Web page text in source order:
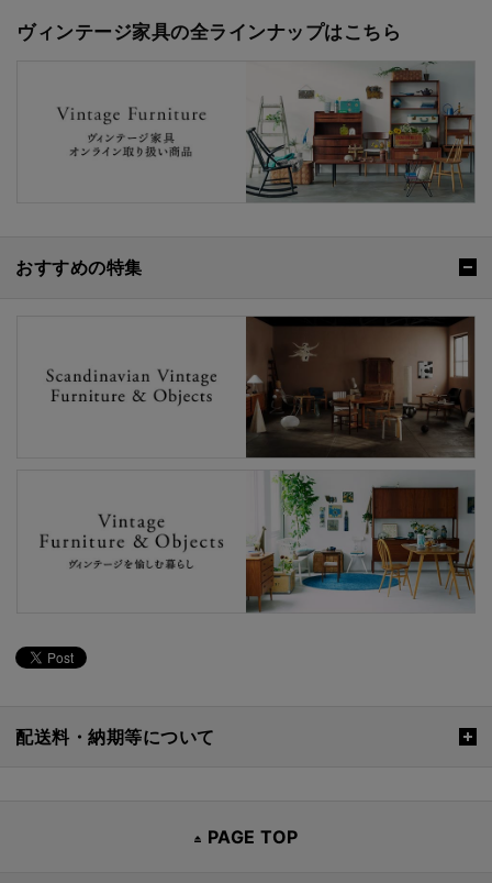
ヴィンテージ家具の全ラインナップはこちら
おすすめの特集
配送料・納期等について
PAGE TOP